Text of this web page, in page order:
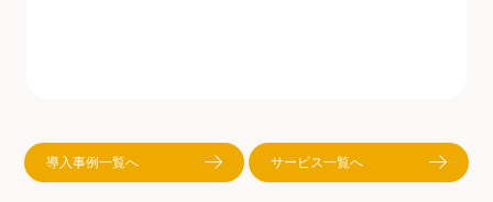
導入事例一覧へ サービス一覧へ